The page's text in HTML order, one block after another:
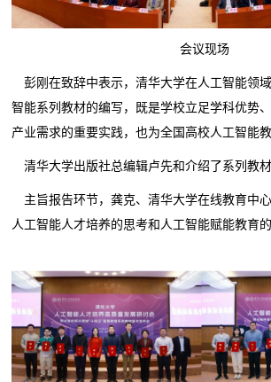
会议现场
彭刚在致辞中表示，清华大学在人工智能领
智能系列教材的编写，既是学校立足学科优势
产业需求的重要实践，也为全国高校人工智能
清华大学出版社总编辑卢先和介绍了系列教
主旨报告环节，龚克、清华大学在线教育中
人工智能人才培养的思考和人工智能赋能教育